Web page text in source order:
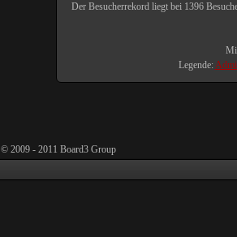
Der Besucherrekord liegt bei 1396
Legende:
© 2009 - 2011 Board3 Group